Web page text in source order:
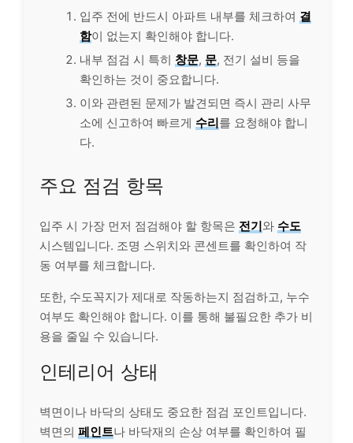
입주 전에 반드시 아파트 내부를 체크하여 결
함이 없는지 확인해야 합니다.
내부 점검 시 특히 창문, 문, 전기 설비 등을
확인하는 것이 중요합니다.
이와 관련된 문제가 발견되면 즉시 관리 사무
소에 신고하여 빠르게 수리를 요청해야 합니
다.
주요 점검 항목
입주 시 가장 먼저 점검해야 할 항목은 전기와 수도
시스템입니다. 조명 스위치와 콘센트를 확인하여 작
동 여부를 체크합니다.
또한, 수도꼭지가 제대로 작동하는지 점검하고, 누수
여부도 확인해야 합니다. 이를 통해 불필요한 추가 비
용을 줄일 수 있습니다.
인테리어 상태
벽면이나 바닥의 상태도 중요한 점검 포인트입니다.
벽면의 페인트나 바닥재의 손상 여부를 확인하여 필